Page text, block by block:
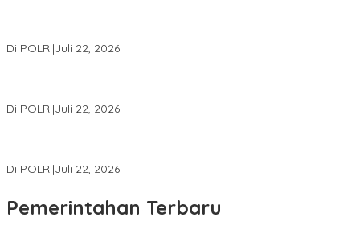
Di POLRI|Juli 22, 2026
Di POLRI|Juli 22, 2026
Di POLRI|Juli 22, 2026
Pemerintahan Terbaru